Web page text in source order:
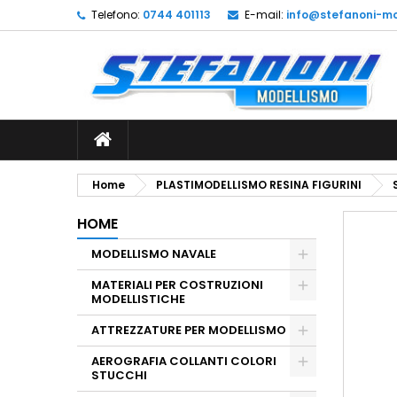
Telefono: 0744 401113 E-mail: info@stefanoni-
Home PLASTIMODELLISMO RESINA FIGURINI
HOME
MODELLISMO NAVALE
MATERIALI PER COSTRUZIONI
MODELLISTICHE
ATTREZZATURE PER MODELLISMO
AEROGRAFIA COLLANTI COLORI
STUCCHI